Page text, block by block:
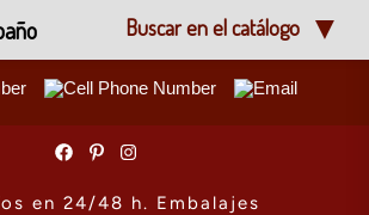
en 24/48 h. Embalajes
Buscar en el catálogo